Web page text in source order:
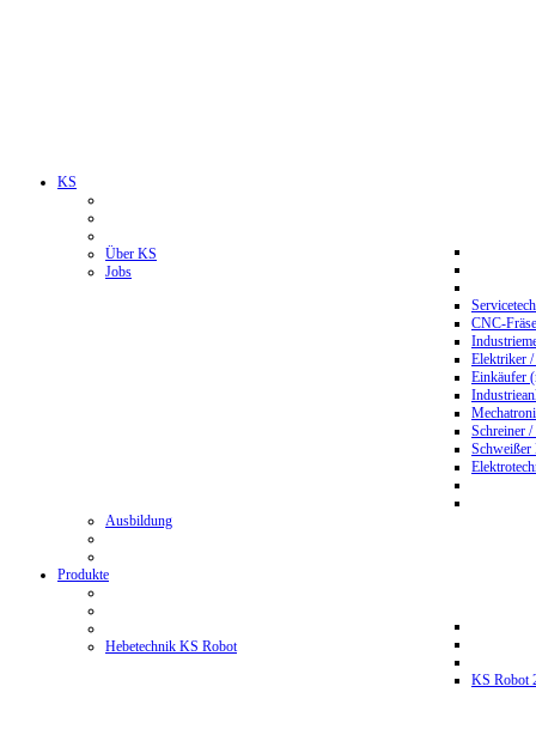
KS
Über KS
Jobs
CNC-
Elektriker
Einkäufer
Schreiner
Ausbildung
Produkte
Hebetechnik KS Robot
KS Robot